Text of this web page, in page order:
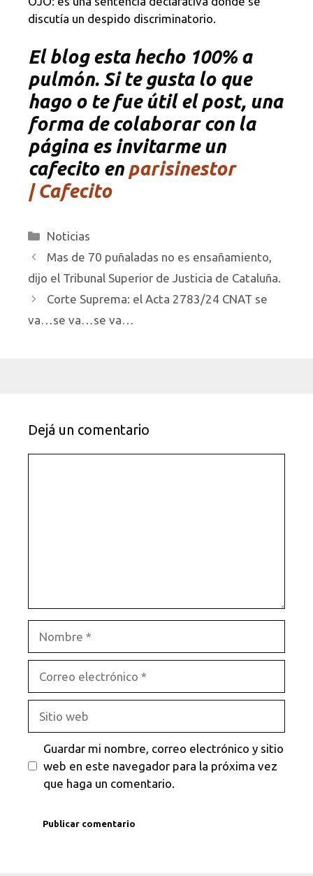
discutía un despido discriminatorio.
El blog esta hecho 100% a
pulmón. Si te gusta lo que
hago o te fue útil el post, una
forma de colaborar con la
página es invitarme un
cafecito en parisinestor
| Cafecito
Categorías
Noticias
Mas de 70 puñaladas no es ensañamiento,
dijo el Tribunal Superior de Justicia de Cataluña.
Corte Suprema: el Acta 2783/24 CNAT se
va…se va…se va…
Dejá un comentario
electrónico
web
Guardar mi nombre, correo electrónico y sitio
web en este navegador para la próxima vez
que haga un comentario.